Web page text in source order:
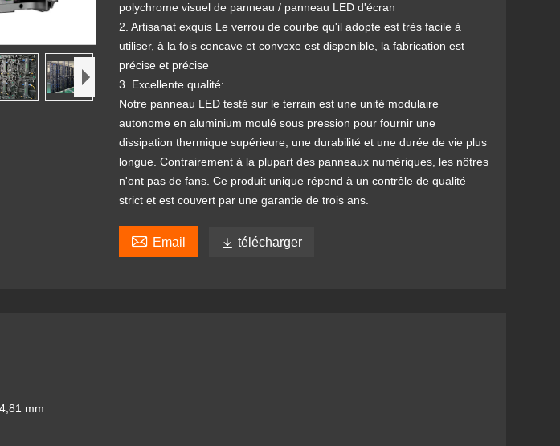
polychrome visuel de panneau / panneau LED d'écran
2. Artisanat exquis Le verrou de courbe qu'il adopte est très facile à
utiliser, à la fois concave et convexe est disponible, la fabrication est
précise et précise
3. Excellente qualité:
Notre panneau LED testé sur le terrain est une unité modulaire
autonome en aluminium moulé sous pression pour fournir une
dissipation thermique supérieure, une durabilité et une durée de vie plus
longue. Contrairement à la plupart des panneaux numériques, les nôtres
n'ont pas de fans. Ce produit unique répond à un contrôle de qualité
strict et est couvert par une garantie de trois ans.
 Email  télécharger
mm